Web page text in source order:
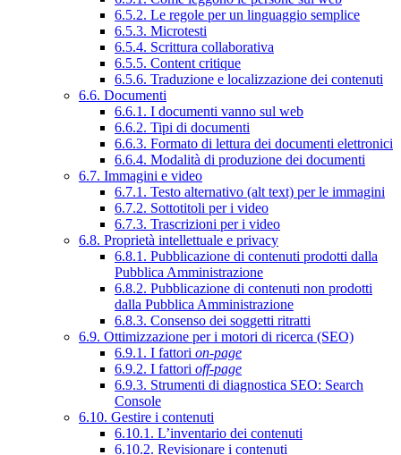
6.5.2. Le regole per un linguaggio semplice
6.5.3. Microtesti
6.5.4. Scrittura collaborativa
6.5.5. Content critique
6.5.6. Traduzione e localizzazione dei contenuti
6.6. Documenti
6.6.1. I documenti vanno sul web
6.6.2. Tipi di documenti
6.6.3. Formato di lettura dei documenti elettronici
6.6.4. Modalità di produzione dei documenti
6.7. Immagini e video
6.7.1. Testo alternativo (alt text) per le immagini
6.7.2. Sottotitoli per i video
6.7.3. Trascrizioni per i video
6.8. Proprietà intellettuale e privacy
6.8.1. Pubblicazione di contenuti prodotti dalla
Pubblica Amministrazione
6.8.2. Pubblicazione di contenuti non prodotti
dalla Pubblica Amministrazione
6.8.3. Consenso dei soggetti ritratti
6.9. Ottimizzazione per i motori di ricerca (SEO)
6.9.1. I fattori on-page
6.9.2. I fattori off-page
6.9.3. Strumenti di diagnostica SEO: Search
Console
6.10. Gestire i contenuti
6.10.1. L’inventario dei contenuti
6.10.2. Revisionare i contenuti